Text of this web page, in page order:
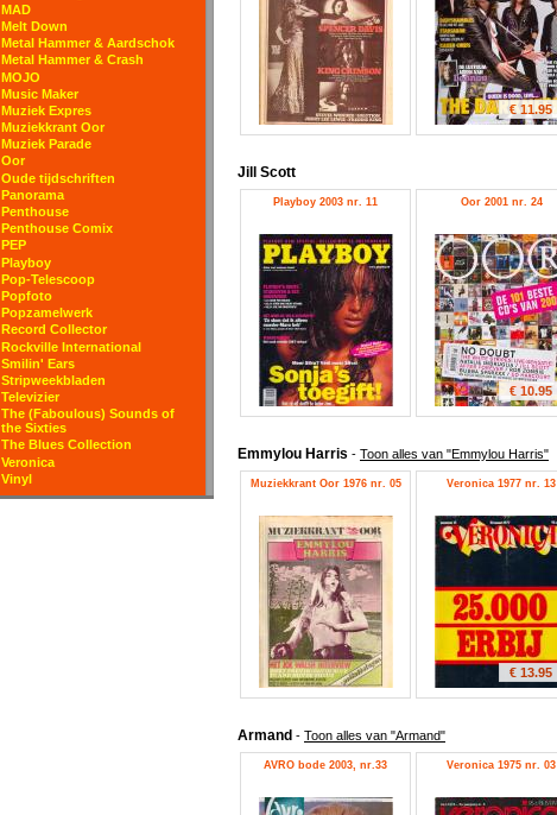
€ 11.95
Jill Scott
Playboy 2003 nr. 11 Oor 2001 nr. 24
€ 10.95
Emmylou Harris - Toon alles van "Emmylou Harris"
Muziekkrant Oor 1976 nr. 05 Veronica 1977 nr. 13
€ 13.95
Armand - Toon alles van "Armand"
AVRO bode 2003, nr.33 Veronica 1975 nr. 03
MAD
Melt Down
Metal Hammer & Aardschok
Metal Hammer & Crash
MOJO
Music Maker
Muziek Expres
Muziekkrant Oor
Muziek Parade
Oor
Oude tijdschriften
Panorama
Penthouse
Penthouse Comix
PEP
Playboy
Pop-Telescoop
Popfoto
Popzamelwerk
Record Collector
Rockville International
Smilin' Ears
Stripweekbladen
Televizier
The (Faboulous) Sounds of
the Sixties
The Blues Collection
Veronica
Vinyl